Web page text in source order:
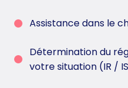
Assistance dans le
Détermination du
votre situation (IR /